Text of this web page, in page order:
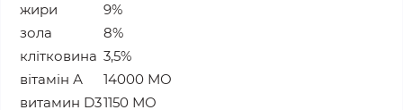
жири
9%
зола
8%
клітковина 3,5%
вітамін А
14000 МО
витамин D31150 МО